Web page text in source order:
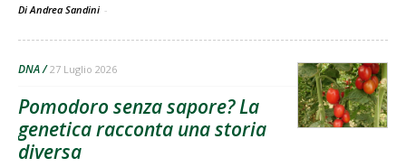
Di Andrea Sandini -
DNA 27 Luglio 2026
Pomodoro senza sapore? La
genetica racconta una storia
diversa